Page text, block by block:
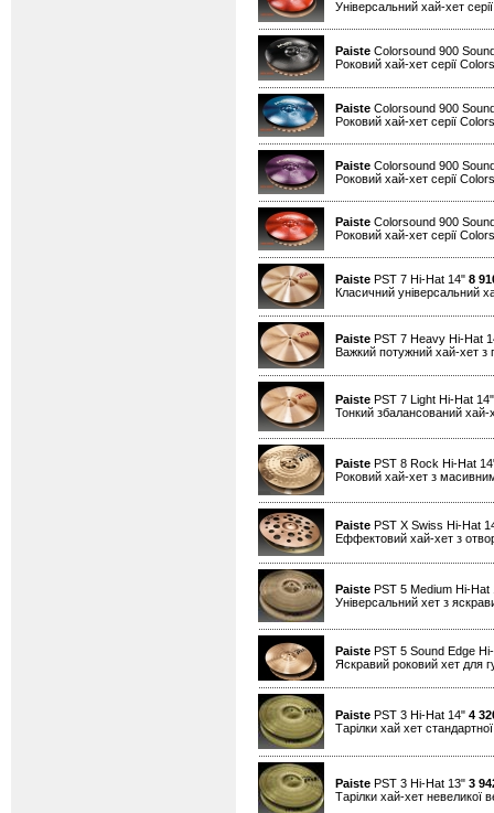
Універсальний хай-хет
Paiste Colorsound 900
Роковий хай-хет серії
Paiste Colorsound 900
Роковий хай-хет серії
Paiste Colorsound 900
Роковий хай-хет серії
Paiste Colorsound 900
Роковий хай-хет серії
Paiste PST 7 Hi-Hat 14" 8
Класичний універсальний
Paiste PST 7 Heavy Hi-Hat
Важкий потужний хай-хет з
Paiste PST 7 Light Hi-Hat
Тонкий збалансований
Paiste PST 8 Rock Hi-Hat
Роковий хай-хет з
Paiste PST X Swiss Hi-Hat
Еффектовий хай-хет з
Paiste PST 5 Medium Hi-
Універсальний хет з
Paiste PST 5 Sound Edge
Яскравий роковий хет для
Paiste PST 3 Hi-Hat 14" 4
Тарілки хай хет
Paiste PST 3 Hi-Hat 13" 3
Тарілки хай-хет невеликої